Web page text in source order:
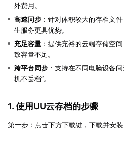
外费用。
高速同步 ：针对体积较大的存档文
生服务更具优势。
充足容量 ：提供充裕的云端存储空
致容量不足。
跨平台同步 ：支持在不同电脑设备
机不丢档”。
1. 使用UU云存档的步骤
第一步：点击下方下载键，下载并安装